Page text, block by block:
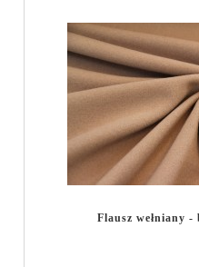
Flausz wełniany -